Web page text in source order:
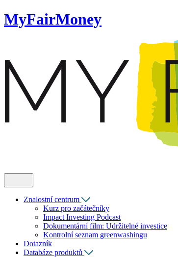
MyFairMoney
Znalostní centrum
Kurz pro začátečníky
Impact Investing Podcast
Dokumentární film: Udržitelné investice
Kontrolní seznam greenwashingu
Dotazník
Databáze produktů